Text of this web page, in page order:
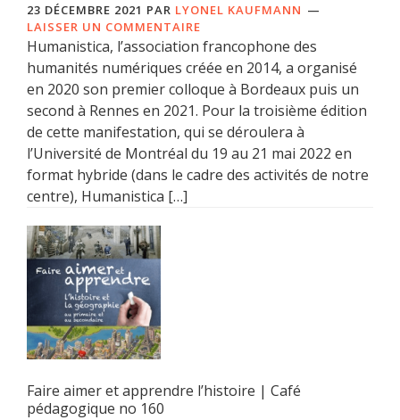
23 DÉCEMBRE 2021 PAR LYONEL KAUFMANN
LAISSER UN COMMENTAIRE
Humanistica, l’association francophone des
humanités numériques créée en 2014, a organisé
en 2020 son premier colloque à Bordeaux puis un
second à Rennes en 2021. Pour la troisième édition
de cette manifestation, qui se déroulera à
l’Université de Montréal du 19 au 21 mai 2022 en
format hybride (dans le cadre des activités de notre
centre), Humanistica […]
Faire aimer et apprendre l’histoire | Café
pédagogique no 160